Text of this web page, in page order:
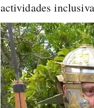
actividades